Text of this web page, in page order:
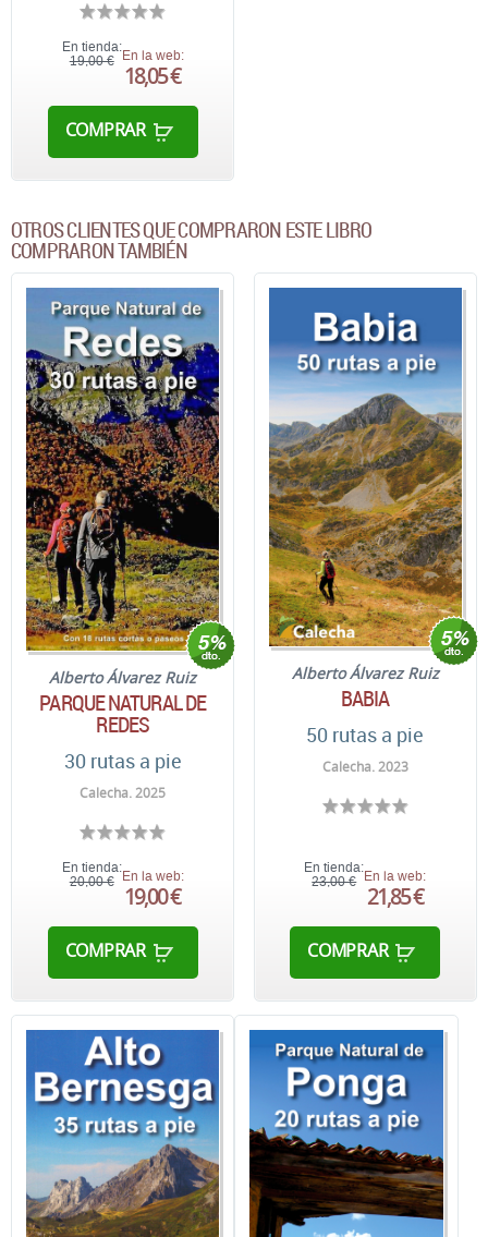
En tienda:
19,00 € En la web:
18,05 €
COMPRAR
OTROS CLIENTES QUE COMPRARON ESTE LIBRO
COMPRARON TAMBIÉN
Alberto Álvarez Ruiz
PARQUE NATURAL DE
REDES
30 rutas a pie
Calecha. 2025
En tienda:
20,00 € En la web:
19,00 €
COMPRAR
Alberto Álvarez Ruiz
BABIA
50 rutas a pie
Calecha. 2023
En tienda:
23,00 €
En la web:
21,85 €
COMPRAR